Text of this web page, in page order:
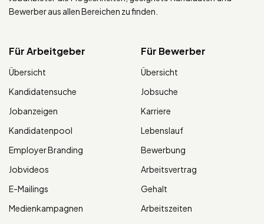
Bewerber aus allen Bereichen zu finden.
Für Arbeitgeber
Übersicht
Kandidatensuche
Jobanzeigen
Kandidatenpool
Employer Branding
Jobvideos
E-Mailings
Medienkampagnen
Für Bewerber
Übersicht
Jobsuche
Karriere
Lebenslauf
Bewerbung
Arbeitsvertrag
Gehalt
Arbeitszeiten